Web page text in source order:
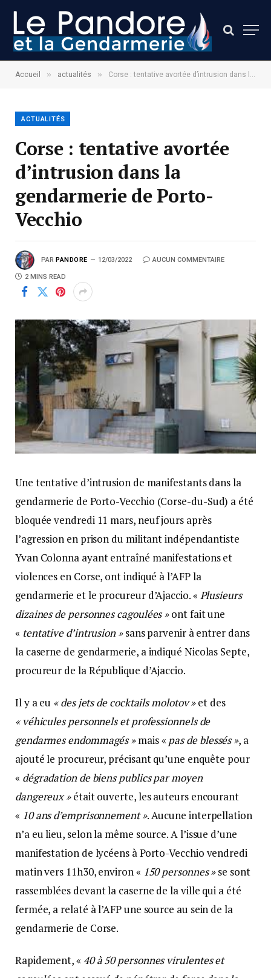
Accueil » actualités » Corse : tentative avortée d’intrusion dans la gendarmerie de Porto-Vecchio
ACTUALITÉS
Corse : tentative avortée
d’intrusion dans la
gendarmerie de Porto-
Vecchio
PAR PANDORE 12/03/2022 AUCUN COMMENTAIRE
2 MINS READ
Une tentative d’intrusion de manifestants dans la
gendarmerie de Porto-Vecchio (Corse-du-Sud) a été
bloquée vendredi 11 mars, neuf jours après
l’agression en prison du militant indépendantiste
Yvan Colonna ayant entraîné manifestations et
violences en Corse, ont indiqué à l’AFP la
gendarmerie et le procureur d’Ajaccio. « Plusieurs
dizaines de personnes cagoulées »ont fait une
« tentative d’intrusion »sans parvenir à entrer dans
la caserne de gendarmerie, a indiqué Nicolas Septe,
procureur de la République d’Ajaccio.
Il y a eu « des jets de cocktails molotov »et des
« véhicules personnels et professionnels de
gendarmes endommagés »mais « pas de blessés », a
ajouté le procureur, précisant qu’une enquête pour
« dégradation de biens publics par moyen
dangereux »était ouverte, les auteurs encourant
« 10 ans d’emprisonnement ». Aucune interpellation
n’a eu lieu, selon la même source. A l’issue d’une
manifestation de lycéens à Porto-Vecchio vendredi
matin vers 11h30, environ « 150 personnes »se sont
rassemblées devant la caserne de la ville qui a été
fermée, a relaté à l’AFP une source au sein de la
gendarmerie de Corse.
Rapidement, « 40 à 50 personnes virulentes et